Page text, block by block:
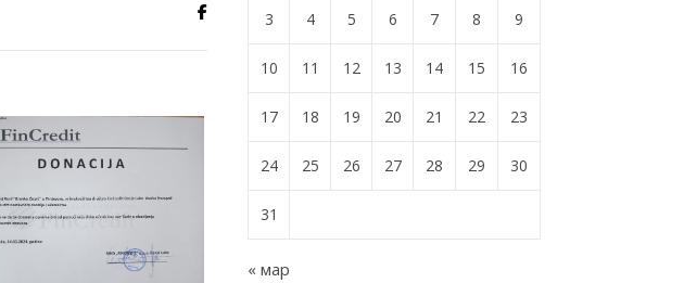
3 4 5 6 7 8 9
10 11 12 13 14 15 16
17 18 19 20 21 22 23
24 25 26 27 28 29 30
31
« мар